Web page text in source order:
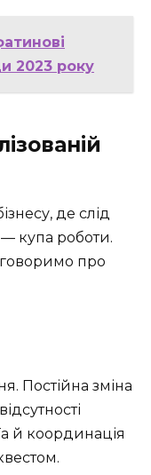
2023 року
де слід
— купа роботи.
про
Постійна зміна
й координація